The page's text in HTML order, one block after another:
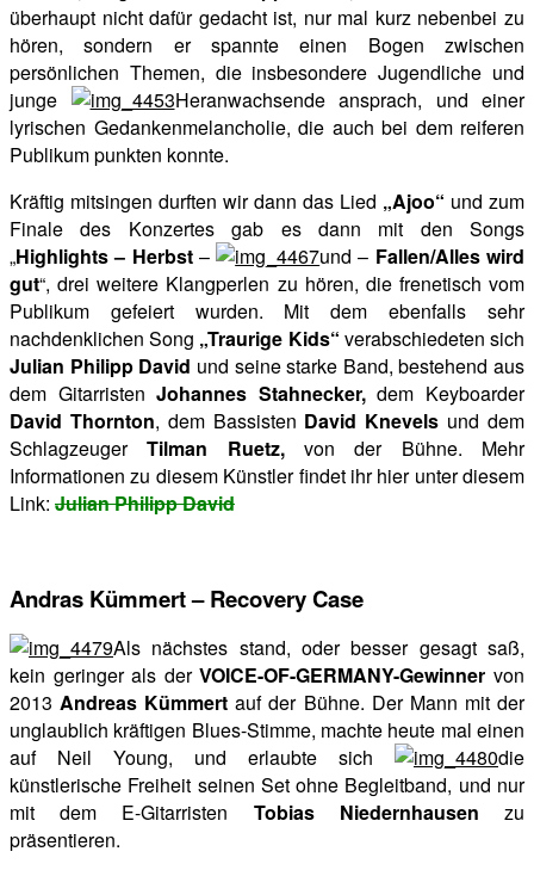
überhaupt nicht dafür gedacht ist, nur mal kurz nebenbei zu
hören, sondern er spannte einen Bogen zwischen
persönlichen Themen, die insbesondere Jugendliche und
junge
Heranwachsende ansprach, und einer
lyrischen Gedankenmelancholie, die auch bei dem reiferen
Publikum punkten konnte.
Kräftig mitsingen durften wir dann das Lied „Ajoo“ und zum
Finale des Konzertes gab es dann mit den Songs
„Highlights – Herbst– und – Fallen/Alles wird
gut“, drei weitere Klangperlen zu hören, die frenetisch vom
Publikum gefeiert wurden. Mit dem ebenfalls sehr
nachdenklichen Song „Traurige Kids“ verabschiedeten sich
Julian Philipp David und seine starke Band, bestehend aus
dem GitarristenJohannes Stahnecker,dem Keyboarder
David Thornton, dem Bassisten David Knevels und dem
SchlagzeugerTilman Ruetz,von der Bühne. Mehr
Informationen zu diesem Künstler findet ihr hier unter diesem
Link: Julian Philipp David
Andras Kümmert – Recovery Case
Als nächstes stand, oder besser gesagt saß,
kein geringer als derVOICE-OF-GERMANY-Gewinner von
2013Andreas Kümmert auf der Bühne. Der Mann mit der
unglaublich kräftigen Blues-Stimme, machte heute mal einen
auf Neil Young, und erlaubte sich
die
künstlerische Freiheit seinen Set ohne Begleitband, und nur
mit dem E-Gitarristen Tobias Niedernhausen zu
präsentieren.